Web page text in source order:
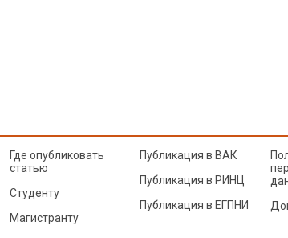
Где опубликовать
статью
Студенту
Магистранту
Публикация в ВАК
Публикация в РИНЦ
Публикация в ЕГПНИ